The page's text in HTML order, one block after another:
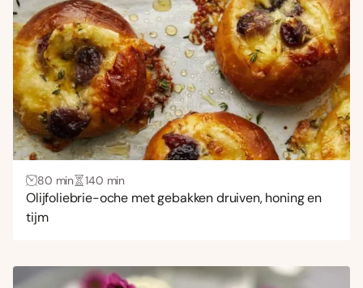
80 min 140 min
Olijfoliebrie-oche met gebakken druiven, honing en
tijm